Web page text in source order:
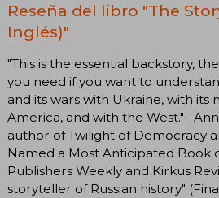
Reseña del libro "The
Inglés)"
"This is the essential backstory,
you need if you want to
and its wars with Ukraine, with its
America, and with the West."--
author of Twilight of Democracy
Named a Most Anticipated Book
Publishers Weekly and Kirkus
storyteller of Russian history"